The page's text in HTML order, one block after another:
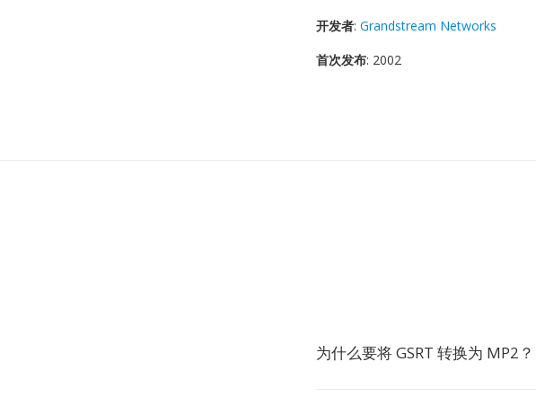
开发者: Grandstream Networks
首次发布: 2002
为什么要将 GSRT 转换为 MP2？